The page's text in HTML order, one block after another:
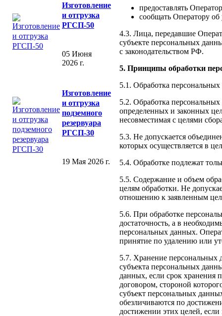
Изготовление
и отгрузка
РГСП-50
05 Июня
2026 г.
Изготовление
и отгрузка
подземного
резервуара
РГСП-30
19 Мая 2026 г.
предоставлять
сообщать Оператору
4.3. Лица, передавшие
субъекте персональных
с законодательством РФ.
5. Принципы обработки
5.1. Обработка
5.2. Обработка
определенных и законных
несовместимая с целями
5.3. Не допускается
которых осуществляется в
5.4. Обработке подлежат
5.5. Содержание и объем
целям обработки. Не
отношению к заявленным
5.6. При обработке
достаточность, а в
персональных данных.
принятие по удалению или
5.7. Хранение персональных
субъекта персональных
данных, если срок хранения
договором, стороной
субъект персональных
обезличиваются по
достижении этих целей,